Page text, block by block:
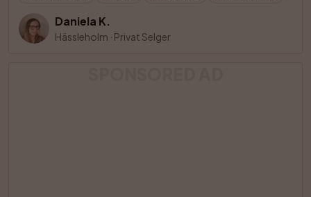
Daniela K.
Hässleholm · Privat Selger